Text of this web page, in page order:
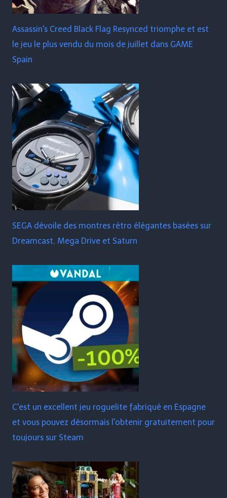
Assassin's Creed Black Flag Resynced triomphe et est
le jeu le plus vendu du mois de juillet dans GAME
Spain
SEGA dévoile des montres rétro élégantes basées sur
Dreamcast, Mega Drive et Saturn
C'est un excellent jeu roguelite fabriqué en Espagne
et vous pouvez désormais l'obtenir gratuitement pour
toujours sur Steam